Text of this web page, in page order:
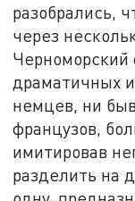
разобрались,
через
Черноморский
драматичных
немцев, ни
французов,
имитировав
разделить на